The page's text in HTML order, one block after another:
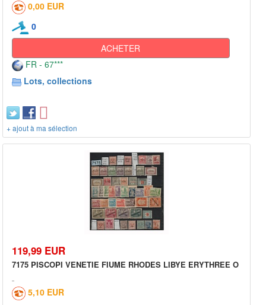
0,00 EUR
0
ACHETER
FR - 67***
Lots, collections
+ ajout à ma sélection
119,99 EUR
7175 PISCOPI VENETIE FIUME RHODES LIBYE ERYTHREE O
5,10 EUR